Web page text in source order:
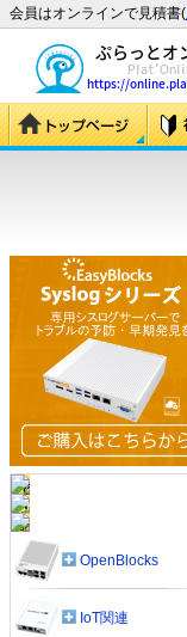
会員はオンラインで見積書(
OpenBlocks
IoT関連